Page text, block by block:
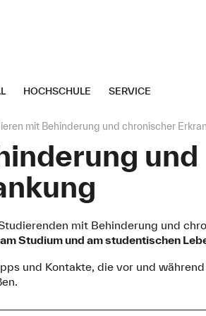
HOCHSCHULE SERVICE
mit Behinderung und chronischer
und
mit Behinderung und
Studium und am studentischen
und Kontakte, die vor und